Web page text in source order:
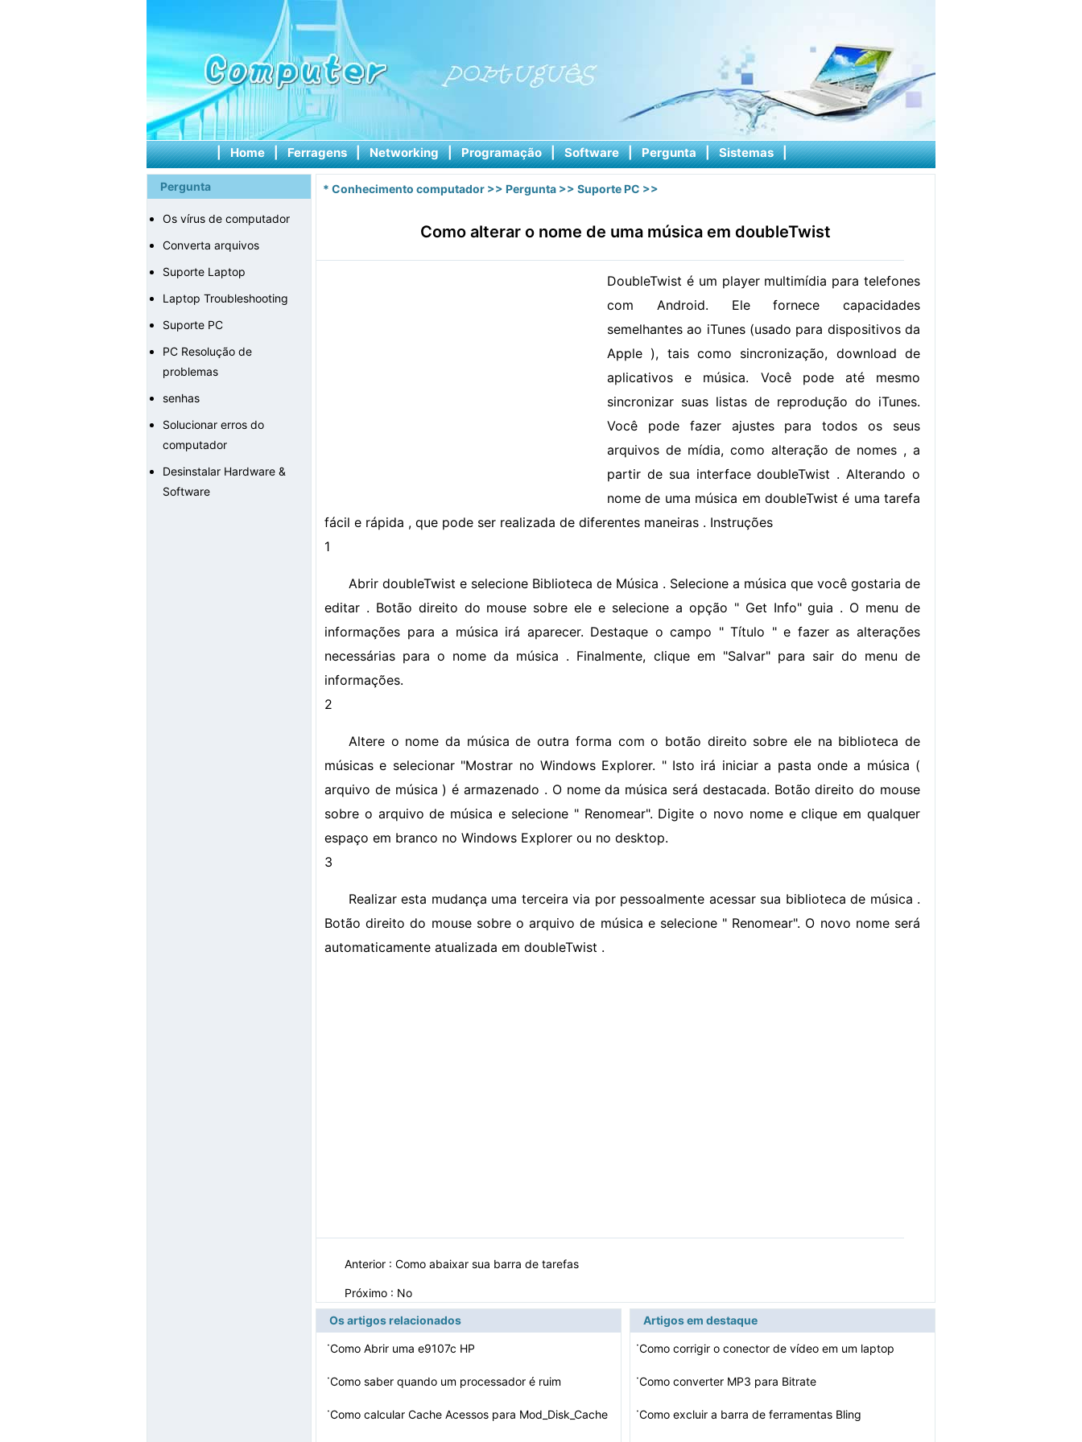
| Home | Ferragens | Networking | Programação | Software | Pergunta | Sistemas |
Pergunta
Os vírus de computador
Converta arquivos
Suporte Laptop
Laptop Troubleshooting
Suporte PC
PC Resolução de
problemas
senhas
Solucionar erros do
computador
Desinstalar Hardware &
Software
* Conhecimento computador >> Pergunta >> Suporte PC >>
Como alterar o nome de uma música em doubleTwist
DoubleTwist é um player multimídia para telefones
com Android. Ele fornece capacidades
semelhantes ao iTunes (usado para dispositivos da
Apple ), tais como sincronização, download de
aplicativos e música. Você pode até mesmo
sincronizar suas listas de reprodução do iTunes.
Você pode fazer ajustes para todos os seus
arquivos de mídia, como alteração de nomes , a
partir de sua interface doubleTwist . Alterando o
nome de uma música em doubleTwist é uma tarefa
fácil e rápida , que pode ser realizada de diferentes maneiras . Instruções
1
Abrir doubleTwist e selecione Biblioteca de Música . Selecione a música que você gostaria de
editar . Botão direito do mouse sobre ele e selecione a opção " Get Info" guia . O menu de
informações para a música irá aparecer. Destaque o campo " Título " e fazer as alterações
necessárias para o nome da música . Finalmente, clique em "Salvar" para sair do menu de
informações.
2
Altere o nome da música de outra forma com o botão direito sobre ele na biblioteca de
músicas e selecionar "Mostrar no Windows Explorer. " Isto irá iniciar a pasta onde a música (
arquivo de música ) é armazenado . O nome da música será destacada. Botão direito do mouse
sobre o arquivo de música e selecione " Renomear". Digite o novo nome e clique em qualquer
espaço em branco no Windows Explorer ou no desktop.
3
Realizar esta mudança uma terceira via por pessoalmente acessar sua biblioteca de música .
Botão direito do mouse sobre o arquivo de música e selecione " Renomear". O novo nome será
automaticamente atualizada em doubleTwist .
Anterior : Como abaixar sua barra de tarefas
Próximo : No
Os artigos relacionados
·Como Abrir uma e9107c HP
·Como saber quando um processador é ruim
·Como calcular Cache Acessos para Mod_Disk_Cache
Artigos em destaque
·Como corrigir o conector de vídeo em um laptop
·Como converter MP3 para Bitrate
·Como excluir a barra de ferramentas Bling